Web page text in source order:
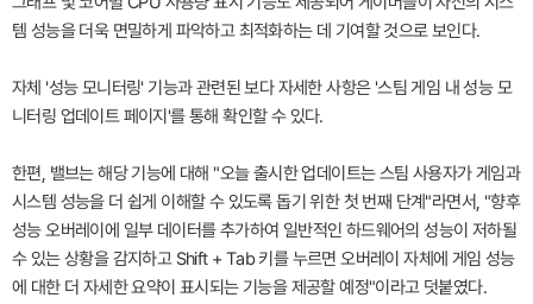
템 성능을 더욱 면밀하게 파악하고 최적화하는 데 기여할 것으로 보인다.
자체 '성능 모니터링' 기능과 관련된 보다 자세한 사항은 '스팀 게임 내 성능 모
니터링 업데이트 페이지'를 통해 확인할 수 있다.
한편, 밸브는 해당 기능에 대해 "오늘 출시한 업데이트는 스팀 사용자가 게임과
시스템 성능을 더 쉽게 이해할 수 있도록 돕기 위한 첫 번째 단계"라면서, "향후
성능 오버레이에 일부 데이터를 추가하여 일반적인 하드웨어의 성능이 저하될
수 있는 상황을 감지하고 Shift + Tab 키를 누르면 오버레이 자체에 게임 성능
에 대한 더 자세한 요약이 표시되는 기능을 제공할 예정"이라고 덧붙였다.